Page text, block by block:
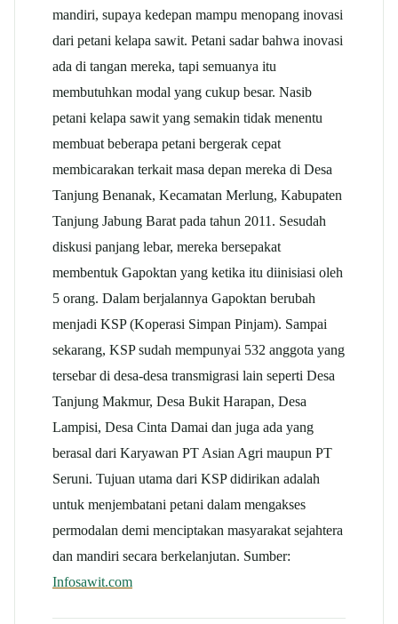
mandiri, supaya kedepan mampu menopang inovasi
dari petani kelapa sawit. Petani sadar bahwa inovasi
ada di tangan mereka, tapi semuanya itu
membutuhkan modal yang cukup besar. Nasib
petani kelapa sawit yang semakin tidak menentu
membuat beberapa petani bergerak cepat
membicarakan terkait masa depan mereka di Desa
Tanjung Benanak, Kecamatan Merlung, Kabupaten
Tanjung Jabung Barat pada tahun 2011. Sesudah
diskusi panjang lebar, mereka bersepakat
membentuk Gapoktan yang ketika itu diinisiasi oleh
5 orang. Dalam berjalannya Gapoktan berubah
menjadi KSP (Koperasi Simpan Pinjam). Sampai
sekarang, KSP sudah mempunyai 532 anggota yang
tersebar di desa-desa transmigrasi lain seperti Desa
Tanjung Makmur, Desa Bukit Harapan, Desa
Lampisi, Desa Cinta Damai dan juga ada yang
berasal dari Karyawan PT Asian Agri maupun PT
Seruni. Tujuan utama dari KSP didirikan adalah
untuk menjembatani petani dalam mengakses
permodalan demi menciptakan masyarakat sejahtera
dan mandiri secara berkelanjutan. Sumber:
Infosawit.com